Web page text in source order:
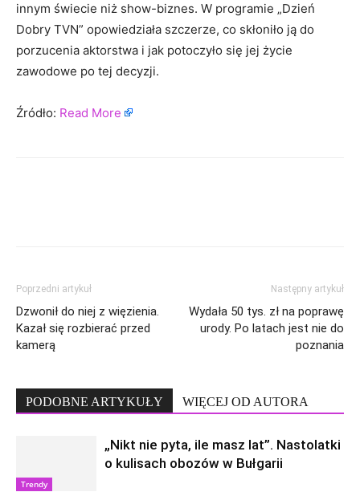
innym świecie niż show-biznes. W programie „Dzień
Dobry TVN” opowiedziała szczerze, co skłoniło ją do
porzucenia aktorstwa i jak potoczyło się jej życie
zawodowe po tej decyzji.
Źródło: Read More
Poprzedni artykuł
Dzwonił do niej z więzienia.
Kazał się rozbierać przed
kamerą
Następny artykuł
Wydała 50 tys. zł na poprawę
urody. Po latach jest nie do
poznania
PODOBNE ARTYKUŁY WIĘCEJ OD AUTORA
Trendy
„Nikt nie pyta, ile masz lat”. Nastolatki
o kulisach obozów w Bułgarii